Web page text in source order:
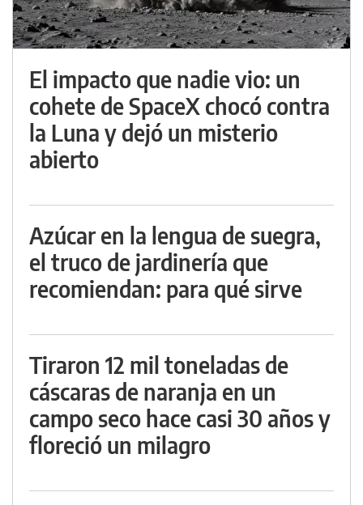
El impacto que nadie vio: un
cohete de SpaceX chocó contra
la Luna y dejó un misterio
abierto
Azúcar en la lengua de suegra,
el truco de jardinería que
recomiendan: para qué sirve
Tiraron 12 mil toneladas de
cáscaras de naranja en un
campo seco hace casi 30 años y
floreció un milagro